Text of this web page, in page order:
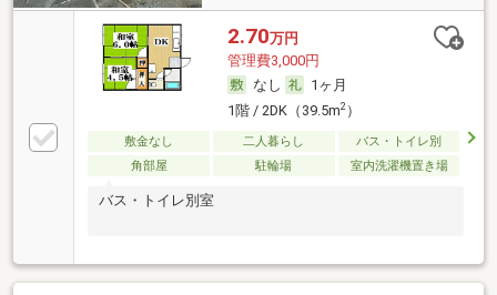
2.70万円
管理費3,000円
なし
1ヶ月
1階 / 2DK（39.5m2）
敷金なし 二人暮らし
バス・トイレ別
角部屋
駐輪場 室内洗濯機置き場
バス・トイレ別室